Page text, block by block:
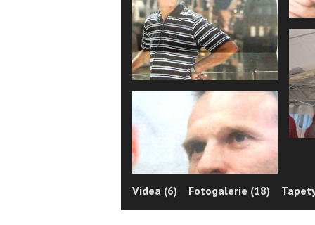
Videa (6) Fotogalerie (18)